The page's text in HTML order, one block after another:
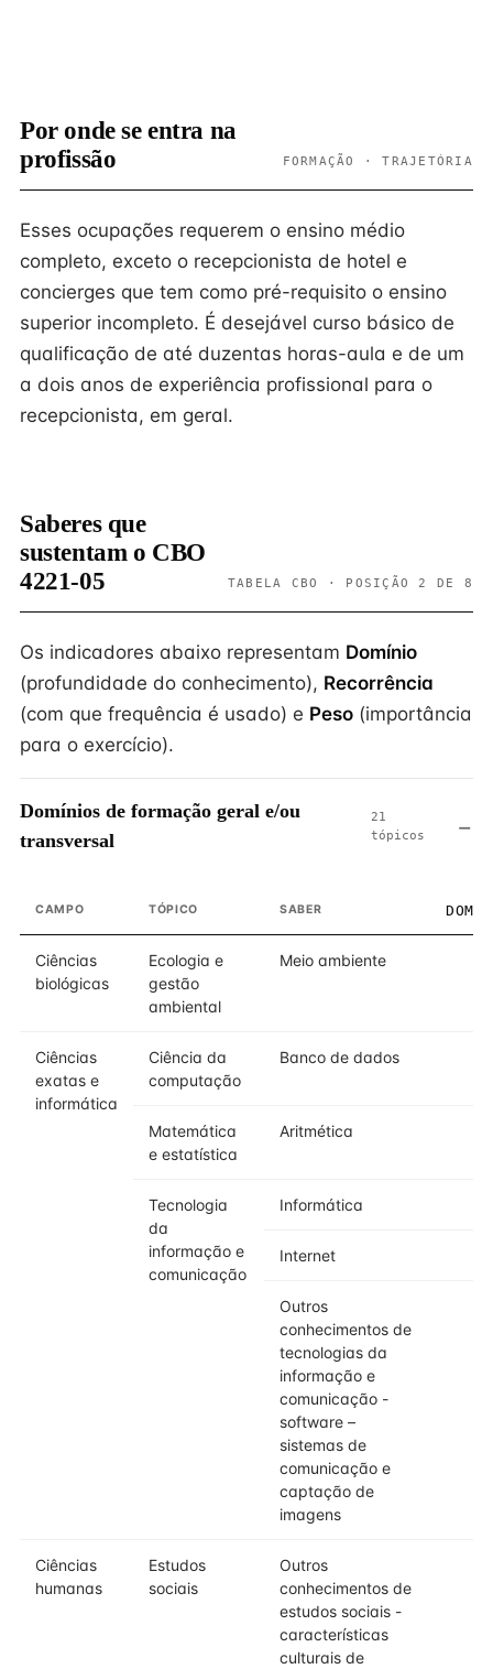
Por onde se entra na
profissão
FORMAÇÃO · TRAJETÓRIA
Esses ocupações requerem o ensino médio
completo, exceto o recepcionista de hotel e
concierges que tem como pré-requisito o ensino
superior incompleto. É desejável curso básico de
qualificação de até duzentas horas-aula e de um
a dois anos de experiência profissional para o
recepcionista, em geral.
Saberes que
sustentam o CBO
4221-05
TABELA CBO · POSIÇÃO 2 DE 8
Os indicadores abaixo representam Domínio
(profundidade do conhecimento), Recorrência
(com que frequência é usado) e Peso (importância
para o exercício).
Domínios de formação geral e/ou
transversal
21
tópicos
CAMPO TÓPICO SABER
Ciências
biológicas
Ecologia e
gestão
ambiental
Meio ambiente
Ciências
exatas e
informática
Ciência da
computação
Banco de dados
Matemática
e estatística
Aritmética
Tecnologia
da
informação e
comunicação
Informática
Internet
Outros
conhecimentos de
tecnologias da
informação e
comunicação -
software –
sistemas de
comunicação e
captação de
imagens
Ciências
humanas
Estudos
sociais
Outros
conhecimentos de
estudos sociais -
características
culturais de